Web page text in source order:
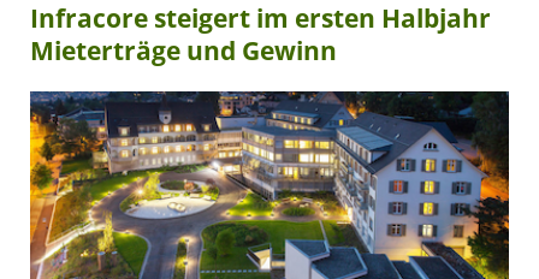
Infracore steigert im ersten Halbjahr
Mieterträge und Gewinn